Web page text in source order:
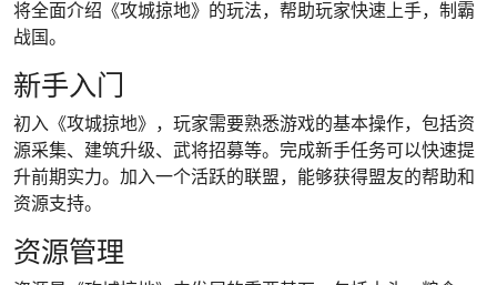
将全面介绍《攻城掠地》的玩法，帮助玩家快速上手，制霸
战国。
新手入门
初入《攻城掠地》，玩家需要熟悉游戏的基本操作，包括资
源采集、建筑升级、武将招募等。完成新手任务可以快速提
升前期实力。加入一个活跃的联盟，能够获得盟友的帮助和
资源支持。
资源管理